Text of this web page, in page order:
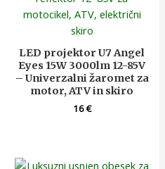
LED projektor U7 Angel
Eyes 15W 3000lm 12-85V
– Univerzalni žaromet za
motor, ATV in skiro
16€